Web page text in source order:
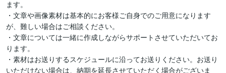
ます。
・文章や画像素材は基本的にお客様ご自身でのご用意になります
が、難しい場合はご相談ください。
・文章については一緒に作成しながらサポートさせていただいてお
ります。
・素材はお送りするスケジュールに沿ってお送りください。お送り
いただけない場合は、納期を延長させていただく場合がございま